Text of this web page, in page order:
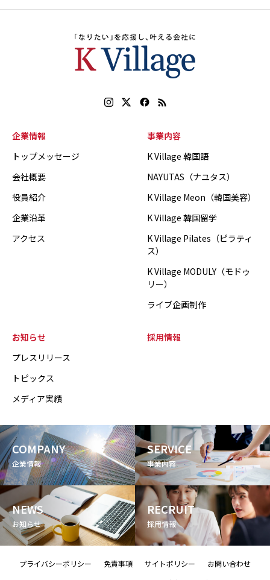
企業情報
トップメッセージ
会社概要
役員紹介
企業沿革
アクセス
事業内容
K Village 韓国語
NAYUTAS（ナユタス）
K Village Meon（韓国美容）
K Village 韓国留学
K Village Pilates（ピラティ
ス）
K Village MODULY（モドゥ
リー）
ライブ企画制作
お知らせ
プレスリリース
トピックス
メディア実績
採用情報
COMPANY
企業情報
SERVICE
事業内容
NEWS
お知らせ
RECRUIT
採用情報
プライバシーポリシー 免責事項 サイトポリシー
お問い合わせ